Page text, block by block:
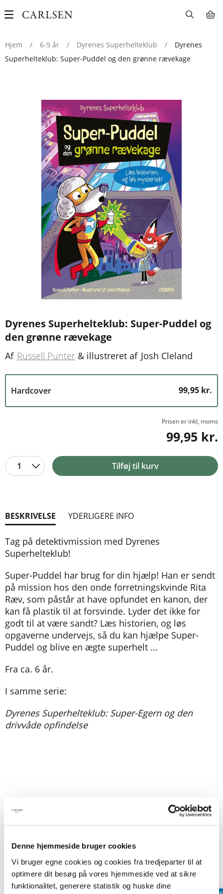
Denne hjemmeside bruger cookies
Vi bruger egne cookies og cookies fra tredjeparter til at
optimere dit besøg på vores hjemmeside ved at sikre
funktionalitet, generere statistik og huske dine
Main
Hjem
/ 6-9 år / Dyrenes Superhelteklub /
Dyrenes
Superhelteklub: Super-Puddel og den grønne rævekage
Dyrenes Superhelteklub: Super-Puddel og
den grønne rævekage
Af Russell Punter & illustreret af Josh Cleland
Hardcover 99,95 kr.
Prisen er inkl, moms
99,95 kr.
1 Tilføj til kurv
BESKRIVELSE YDERLIGERE INFO
Tag på detektivmission med Dyrenes
Superhelteklub!
Super-Puddel har brug for din hjælp! Han er sendt
på mission hos den onde forretningskvinde Rita
Ræv, som påstår at have opfundet en kanon, der
kan få plastik til at forsvinde. Lyder det ikke for
godt til at være sandt? Læs historien, og løs
opgaverne undervejs, så du kan hjælpe Super-
Puddel og blive en ægte superhelt …
Fra ca. 6 år.
I samme serie:
Dyrenes Superhelteklub: Super-Egern og den
drivvåde opfindelse
Titler i serien